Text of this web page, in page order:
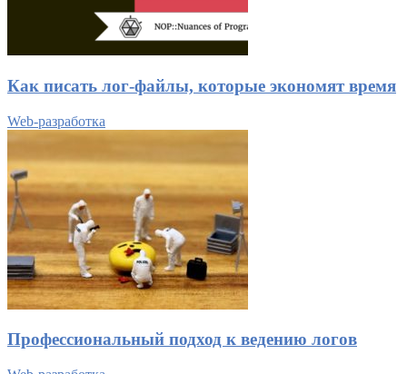
Как писать лог-файлы, которые экономят время
Web-разработка
Профессиональный подход к ведению логов